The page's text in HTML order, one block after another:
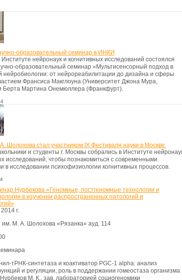
образовательный семинар в ИНКИ
нейронаук и когнитивных исследований состоялся
образовательный семинар «Мультисенсорный подход в
нейробиологии: от нейрореабилитации до дизайна и сферы
Франсиса Макглоуна (Университет Джона Мура,
Берта Мартина Онемюллера (Франкфурт).
Шолохова стал участником IX Фестиваля науки в Москве.
и студенты г. Москвы собрались в Институте
исследований, чтобы познакомиться с современными
в исследовании психофизиологии когнитивных процессов.
Нурбекова «Геномные, постгеномные технологии и
в изучении распространенных патологий и
г.
им. М. А. Шолохова «Рязанка» ауд. 114
тРНК-синтетаза и коактиватор PGC-1 alpha: анализ
и регуляции, роль в поддержании гомеостаза организма
М. К., зав. лабораторией социогеномики